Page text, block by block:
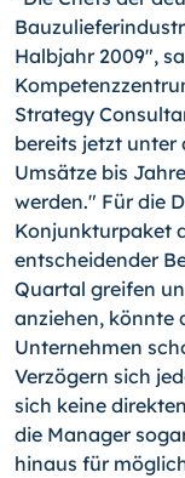
Halbjahr 2009",
Strategy
bereits jetzt unter
Umsätze bis
werden." Für die
Konjunkturpaket
entscheidender
Quartal greifen
anziehen, könnte
Unternehmen
Verzögern sich
sich keine
die Manager
hinaus für